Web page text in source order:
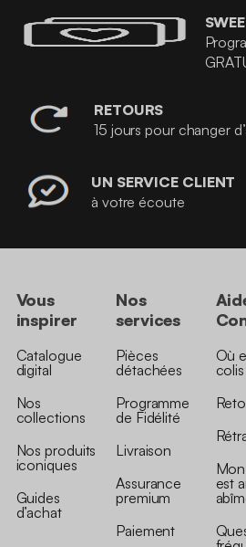
RETOURS
15 jours pour changer
UN SERVICE CLIENT
à votre écoute
Vous
inspirer
Catalogue
digital
Nos
collections
Nos produits
iconiques
Guides
d’achat
Nos
services
Pièces
détachées
Programme
de Fidélité
Livraison
Assurance
premium
Paiement
Où
est